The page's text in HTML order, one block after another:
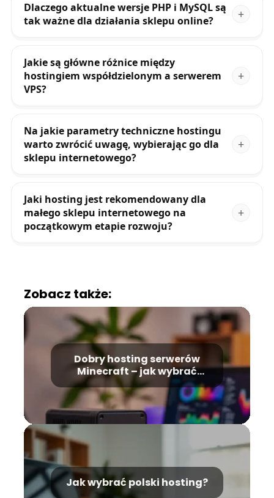
Dlaczego aktualne wersje PHP i MySQL są
tak ważne dla działania sklepu online?
Jakie są główne różnice między
hostingiem współdzielonym a serwerem
VPS?
Na jakie parametry techniczne hostingu
warto zwrócić uwagę, wybierając go dla
sklepu internetowego?
Jaki hosting jest rekomendowany dla
małego sklepu internetowego na
początkowym etapie rozwoju?
Zobacz także:
Dobry hosting serwerów
Minecraft – jak wybrać
najlepszy?
Jak wybrać polski hosting?